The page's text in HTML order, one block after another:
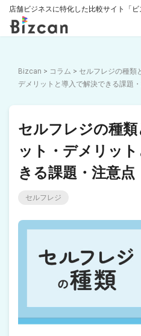
店舗ビジネスに特化した比較サイト「ビ
Bizcan > コラム > セルフレジの種類
デメリットと導入で解決できる課題
セルフレジの種類
ット・デメリッ
きる課題・注意点
セルフレジ